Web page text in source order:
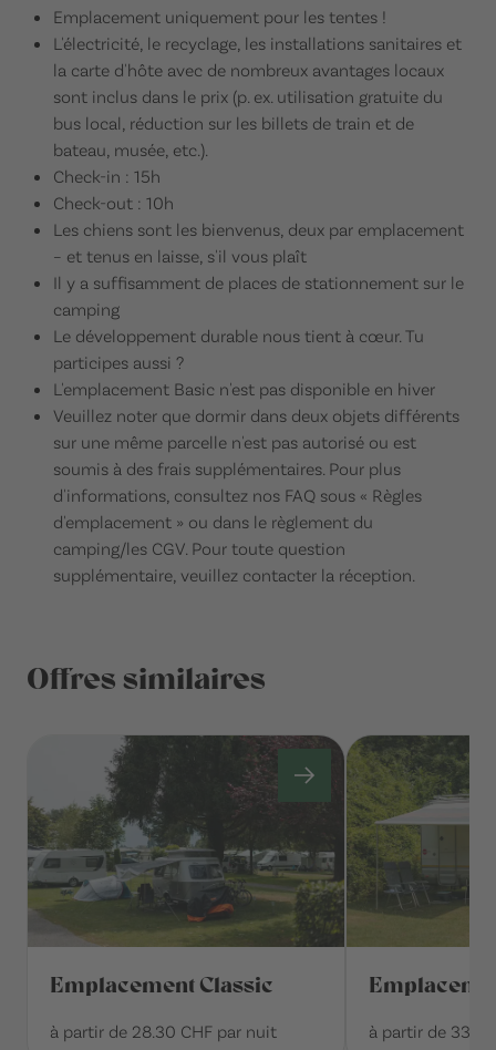
Emplacement uniquement pour les tentes !
L'électricité, le recyclage, les installations sanitaires et
la carte d'hôte avec de nombreux avantages locaux
sont inclus dans le prix (p. ex. utilisation gratuite du
bus local, réduction sur les billets de train et de
bateau, musée, etc.).
Check-in : 15h
Check-out : 10h
Les chiens sont les bienvenus, deux par emplacement
– et tenus en laisse, s'il vous plaît
Il y a suffisamment de places de stationnement sur le
camping
Le développement durable nous tient à cœur. Tu
participes aussi ?
L'emplacement Basic n'est pas disponible en hiver
Veuillez noter que dormir dans deux objets différents
sur une même parcelle n'est pas autorisé ou est
soumis à des frais supplémentaires. Pour plus
d'informations, consultez nos FAQ sous « Règles
d'emplacement » ou dans le règlement du
camping/les CGV. Pour toute question
supplémentaire, veuillez contacter la réception.
Offres similaires
Emplacement Classic
à partir de 28.30 CHF par nuit à partir de